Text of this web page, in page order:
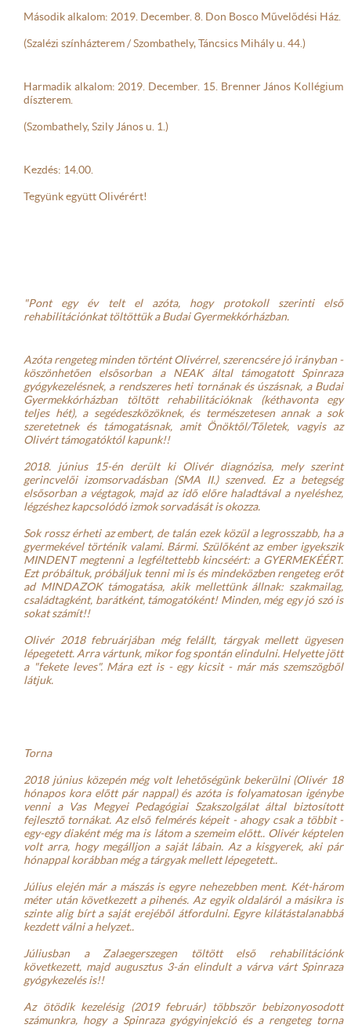
Második alkalom: 2019. December. 8. Don Bosco Művelődési Ház.
(Szalézi színházterem / Szombathely, Táncsics Mihály u. 44.)
Harmadik alkalom: 2019. December. 15. Brenner János Kollégium
díszterem.
(Szombathely, Szily János u. 1.)
Kezdés: 14.00.
Tegyünk együtt Olivérért!
"Pont egy év telt el azóta, hogy protokoll szerinti első
rehabilitációnkat töltöttük a Budai Gyermekkórházban.
Azóta rengeteg minden történt Olivérrel, szerencsére jó irányban -
köszönhetően elsősorban a NEAK által támogatott Spinraza
gyógykezelésnek, a rendszeres heti tornának és úszásnak, a Budai
Gyermekkórházban töltött rehabilitációknak (kéthavonta egy
teljes hét), a segédeszközöknek, és természetesen annak a sok
szeretetnek és támogatásnak, amit Önöktől/Tőletek, vagyis az
Olivért támogatóktól kapunk!!
2018. június 15-én derült ki Olivér diagnózisa, mely szerint
gerincvelői izomsorvadásban (SMA II.) szenved. Ez a betegség
elsősorban a végtagok, majd az idő előre haladtával a nyeléshez,
légzéshez kapcsolódó izmok sorvadását is okozza.
Sok rossz érheti az embert, de talán ezek közül a legrosszabb, ha a
gyermekével történik valami. Bármi. Szülőként az ember igyekszik
MINDENT megtenni a legféltettebb kincséért: a GYERMEKÉÉRT.
Ezt próbáltuk, próbáljuk tenni mi is és mindeközben rengeteg erőt
ad MINDAZOK támogatása, akik mellettünk állnak: szakmailag,
családtagként, barátként, támogatóként! Minden, még egy jó szó is
sokat számít!!
Olivér 2018 februárjában még felállt, tárgyak mellett ügyesen
lépegetett. Arra vártunk, mikor fog spontán elindulni. Helyette jött
a "fekete leves". Mára ezt is - egy kicsit - már más szemszögből
látjuk.
Torna
2018 június közepén még volt lehetőségünk bekerülni (Olivér 18
hónapos kora előtt pár nappal) és azóta is folyamatosan igénybe
venni a Vas Megyei Pedagógiai Szakszolgálat által biztosított
fejlesztő tornákat. Az első felmérés képeit - ahogy csak a többit -
egy-egy diaként még ma is látom a szemeim előtt.. Olivér képtelen
volt arra, hogy megálljon a saját lábain. Az a kisgyerek, aki pár
hónappal korábban még a tárgyak mellett lépegetett..
Július elején már a mászás is egyre nehezebben ment. Két-három
méter után következett a pihenés. Az egyik oldaláról a másikra is
szinte alig bírt a saját erejéből átfordulni. Egyre kilátástalanabbá
kezdett válni a helyzet..
Júliusban a Zalaegerszegen töltött első rehabilitációnk
következett, majd augusztus 3-án elindult a várva várt Spinraza
gyógykezelés is!!
Az ötödik kezelésig (2019 február) többször bebizonyosodott
számunkra, hogy a Spinraza gyógyinjekció és a rengeteg torna